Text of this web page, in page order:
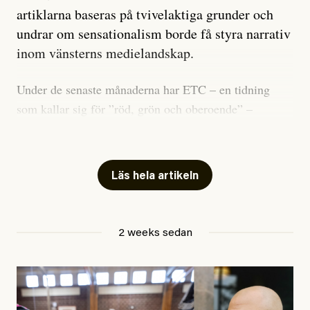
artiklarna baseras på tvivelaktiga grunder och
undrar om sensationalism borde få styra narrativ
inom vänsterns medielandskap.
Under de senaste månaderna har ETC – en tidning
som kallar sig för ”röd, grön och oberoende” –
skriver för? Vad betyder det att vara en ”röd, grön och
oberoende” tidning? Och vad är egentligen bra
Den första artikeln publicerades den 10 mars 2026.
utpekas som israelisk infiltratör”. Enligt ingressen
handlar artikeln om en person vars ”bakgrund skapar
Läs hela artikeln
2 weeks sedan